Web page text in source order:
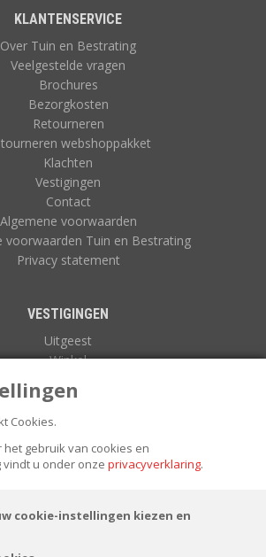
Cookies.
gebruik van cookies en
u onder onze privacyverklaring.
cookie-instellingen kiezen en
KLANTENSERVICE
Over Tuin en Bestrating
Veelgestelde vragen
Brochures
Bezorgkosten
Retourneren
webshoppakket
Klachten
Vestigingen
Contact
Algemene voorwaarden
voorwaarden Tuin en Bestrating
Privacy statement
VESTIGINGEN
Uitgeest
Winkel